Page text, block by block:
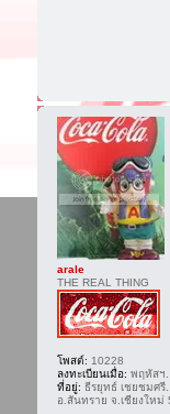
arale
THE REAL THING
โพสต์: 10228
ลงทะเบียนเมื่อ: พฤหัสฯ.
ที่อยู่: ธีรยุทธ์ เชยชมศ
อ.สันทราย จ.เชียงใหม่